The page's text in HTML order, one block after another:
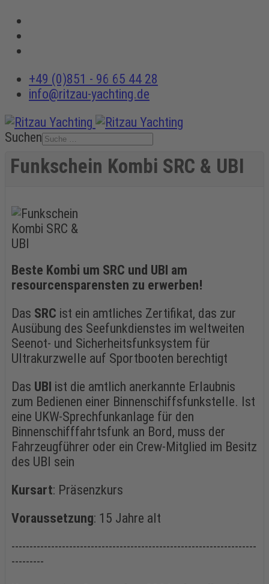
+49 (0)851 - 96 65 44 28
info@ritzau-yachting.de
Suchen
Funkschein Kombi SRC & UBI
Beste Kombi um SRC und UBI am
resourcensparensten zu erwerben!
Das SRC ist ein amtliches Zertifikat, das zur
Ausübung des Seefunkdienstes im weltweiten
Seenot- und Sicherheitsfunksystem für
Ultrakurzwelle auf Sportbooten berechtigt
Das UBI ist die amtlich anerkannte Erlaubnis
zum Bedienen einer Binnenschiffsfunkstelle. Ist
eine UKW-Sprechfunkanlage für den
Binnenschifffahrtsfunk an Bord, muss der
Fahrzeugführer oder ein Crew-Mitglied im Besitz
des UBI sein
Kursart: Präsenzkurs
Voraussetzung: 15 Jahre alt
--------------------------------------------------------------------
---------